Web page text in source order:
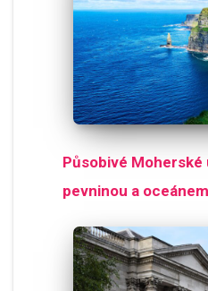
Působivé Moherské
pevninou a oceánem